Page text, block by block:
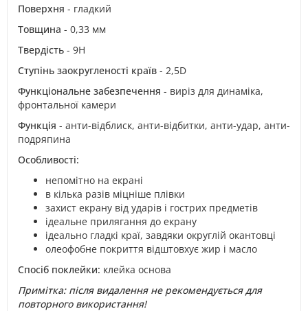
Поверхня - гладкий
Товщина - 0,33 мм
Твердість - 9H
Ступінь заокругленості країв - 2,5D
Функціональне забезпечення - виріз для динаміка,
фронтальної камери
Функція - анти-відблиск, анти-відбитки, анти-удар, анти-
подряпина
Особливості:
непомітно на екрані
в кілька разів міцніше плівки
захист екрану від ударів і гострих предметів
ідеальне прилягання до екрану
ідеально гладкі краї, завдяки округлій окантовці
олеофобне покриття відштовхує жир і масло
Спосіб поклейки: клейка основа
Примітка: після видалення не рекомендується для
повторного використання!